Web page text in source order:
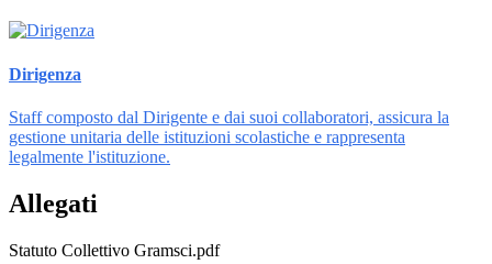
Dirigenza
Staff composto dal Dirigente e dai suoi collaboratori, assicura la
gestione unitaria delle istituzioni scolastiche e rappresenta
legalmente l'istituzione.
Allegati
Statuto Collettivo Gramsci.pdf